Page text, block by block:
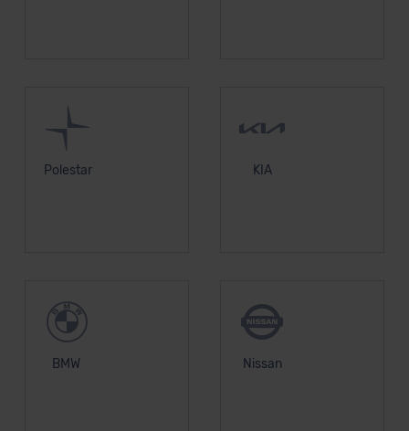
Polestar KIA
BMW Nissan